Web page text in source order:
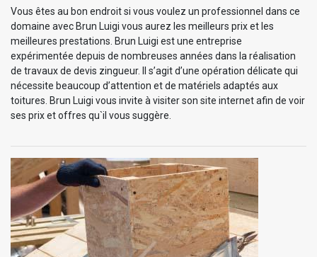
Vous êtes au bon endroit si vous voulez un professionnel dans ce
domaine avec Brun Luigi vous aurez les meilleurs prix et les
meilleures prestations. Brun Luigi est une entreprise
expérimentée depuis de nombreuses années dans la réalisation
de travaux de devis zingueur. Il s’agit d’une opération délicate qui
nécessite beaucoup d’attention et de matériels adaptés aux
toitures. Brun Luigi vous invite à visiter son site internet afin de voir
ses prix et offres qu`il vous suggère.